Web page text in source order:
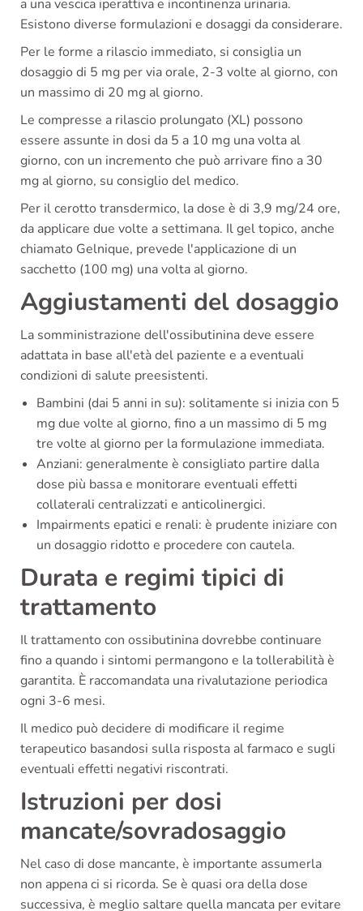
a una vescica iperattiva e incontinenza urinaria.
Esistono diverse formulazioni e dosaggi da considerare.
Per le forme a rilascio immediato, si consiglia un
dosaggio di 5 mg per via orale, 2-3 volte al giorno, con
un massimo di 20 mg al giorno.
Le compresse a rilascio prolungato (XL) possono
essere assunte in dosi da 5 a 10 mg una volta al
giorno, con un incremento che può arrivare fino a 30
mg al giorno, su consiglio del medico.
Per il cerotto transdermico, la dose è di 3,9 mg/24 ore,
da applicare due volte a settimana. Il gel topico, anche
chiamato Gelnique, prevede l'applicazione di un
sacchetto (100 mg) una volta al giorno.
Aggiustamenti del dosaggio
La somministrazione dell'ossibutinina deve essere
adattata in base all'età del paziente e a eventuali
condizioni di salute preesistenti.
Bambini (dai 5 anni in su): solitamente si inizia con 5
mg due volte al giorno, fino a un massimo di 5 mg
tre volte al giorno per la formulazione immediata.
Anziani: generalmente è consigliato partire dalla
dose più bassa e monitorare eventuali effetti
collaterali centralizzati e anticolinergici.
Impairments epatici e renali: è prudente iniziare con
un dosaggio ridotto e procedere con cautela.
Durata e regimi tipici di
trattamento
Il trattamento con ossibutinina dovrebbe continuare
fino a quando i sintomi permangono e la tollerabilità è
garantita. È raccomandata una rivalutazione periodica
ogni 3-6 mesi.
Il medico può decidere di modificare il regime
terapeutico basandosi sulla risposta al farmaco e sugli
eventuali effetti negativi riscontrati.
Istruzioni per dosi
mancate/sovradosaggio
Nel caso di dose mancante, è importante assumerla
non appena ci si ricorda. Se è quasi ora della dose
successiva, è meglio saltare quella mancata per evitare